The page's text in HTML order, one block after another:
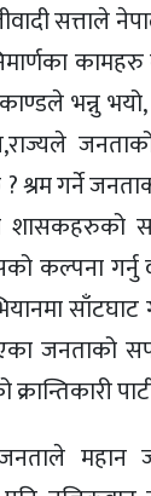
सत्ताले
भन्नु
? श्रम गर्ने
शासकहरुको
कल्पना गर्नु
जनताको
महान